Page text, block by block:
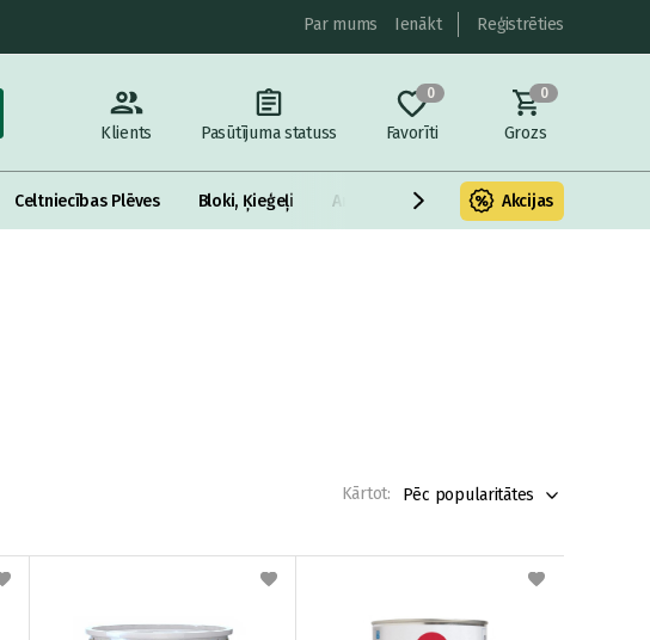
Par mums Ienākt Reģistrēties
Klients
Pasūtījuma statuss
0
Favorīti
0
Grozs
Celtniecības Plēves Bloki, Ķieģeļi Armatūra un metāls Fasādes
Akcijas
Kārtot: Pēc popularitātes